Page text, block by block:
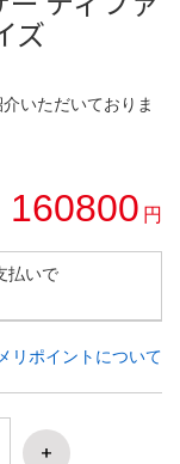
ズ
いただいておりま
160800 円
払いで
リポイントについて